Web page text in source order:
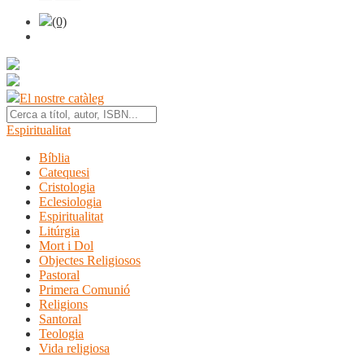
(0)
El nostre catàleg
Espiritualitat
Bíblia
Catequesi
Cristologia
Eclesiologia
Espiritualitat
Litúrgia
Mort i Dol
Objectes Religiosos
Pastoral
Primera Comunió
Religions
Santoral
Teologia
Vida religiosa